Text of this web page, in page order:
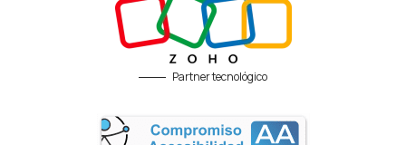
Partner tecnológico